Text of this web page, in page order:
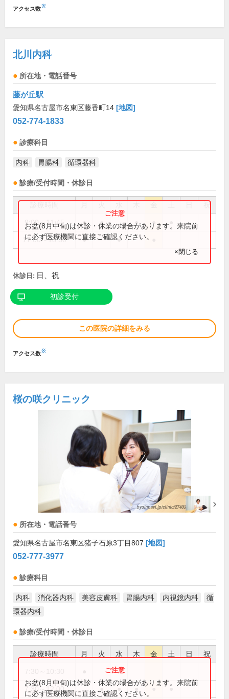
アクセス数※
北川内科
所在地・電話番号
藤が丘駅
愛知県名古屋市名東区藤香町14 [地図]
052-774-1833
診療科目
内科 胃腸科 循環器科
診療/受付時間・休診日
祝
9:00～11:45 ● ● ● ●
17:00～18:30 ● ●
お盆(8月中旬)は休診・休業の場合があります。来院前
に必ず医療機関に直接ご確認ください。
×閉じる
休診日: 日、祝
初診受付
この医院の詳細をみる
アクセス数※
桜の咲クリニック
所在地・電話番号
愛知県名古屋市名東区猪子石原3丁目807 [地図]
052-777-3977
診療科目
内科 消化器内科 美容皮膚科 胃腸内科 内視鏡内科
循
環器内科
診療/受付時間・休診日
診療時間 月 火 水 木 金 土 日 祝
7:30～12:00 ● ● ● ● ●
お盆(8月中旬)は休診・休業の場合があります。来院前
に必ず医療機関に直接ご確認ください。